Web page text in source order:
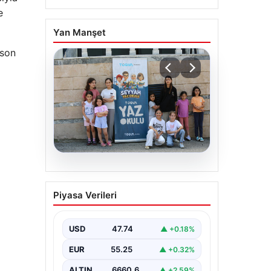
Yan Manşet
06.08.2026
TÜGVA’dan çocuklar için
meydan şenlikleri
Piyasa Verileri
USD 47.74 ▲ +0.18%
EUR 55.25 ▲ +0.32%